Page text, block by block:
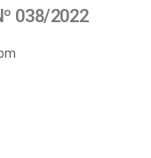
038/2022